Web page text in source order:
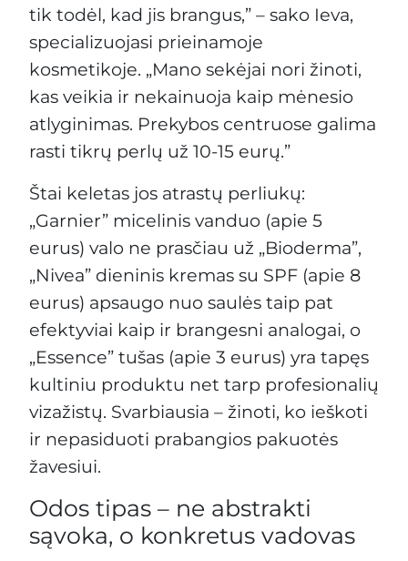
tik todėl, kad jis brangus,” – sako Ieva,
specializuojasi prieinamoje
kosmetikoje. „Mano sekėjai nori žinoti,
kas veikia ir nekainuoja kaip mėnesio
atlyginimas. Prekybos centruose galima
rasti tikrų perlų už 10-15 eurų.”
Štai keletas jos atrastų perliukų:
„Garnier” micelinis vanduo (apie 5
eurus) valo ne prasčiau už „Bioderma”,
„Nivea” dieninis kremas su SPF (apie 8
eurus) apsaugo nuo saulės taip pat
efektyviai kaip ir brangesni analogai, o
„Essence” tušas (apie 3 eurus) yra tapęs
kultiniu produktu net tarp profesionalių
vizažistų. Svarbiausia – žinoti, ko ieškoti
ir nepasiduoti prabangios pakuotės
žavesiui.
Odos tipas – ne abstrakti
sąvoka, o konkretus vadovas